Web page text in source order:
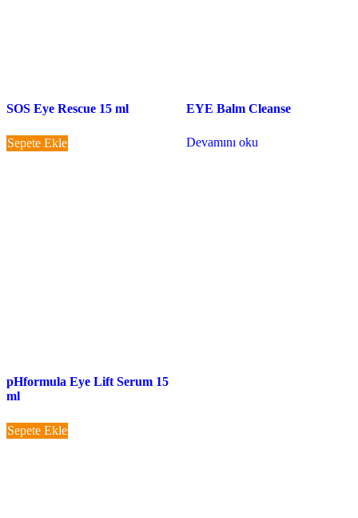
SOS Eye Rescue 15 ml
Sepete Ekle
EYE Balm Cleanse
Devamını oku
pHformula Eye Lift Serum 15
ml
Sepete Ekle